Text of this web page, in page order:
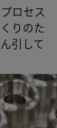
ロセス
りのた
引して